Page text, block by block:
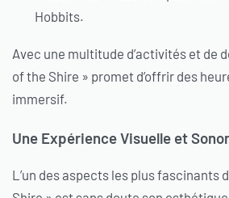
Hobbits.
Avec une multitude d’activités et de
of the Shire » promet d’offrir des
immersif.
Une Expérience Visuelle et
L’un des aspects les plus fascinants